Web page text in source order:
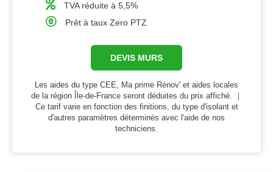
TVA réduite à 5,5%
Prêt à taux Zero PTZ
DEVIS MURS
Les aides du type CEE, Ma prime Rénov' et aides locales
de la région Île-de-France seront déduites du prix affiché. ｜
Ce tarif varie en fonction des finitions, du type d'isolant et
d'autres paramètres déterminés avec l'aide de nos
techniciens.